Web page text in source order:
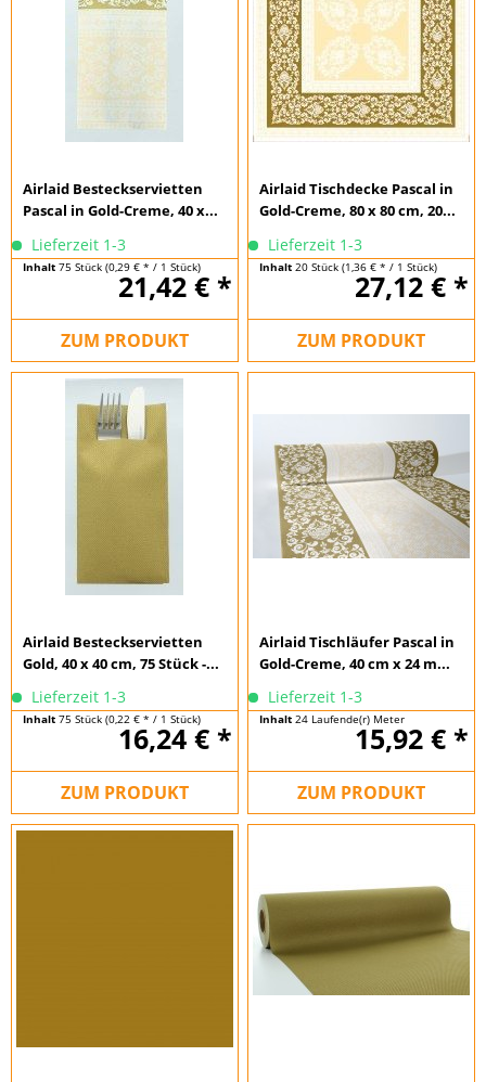
Airlaid Besteckservietten
Pascal in Gold-Creme, 40 x...
Lieferzeit 1-3
Inhalt75 Stück(0,29 € * / 1 Stück)
21,42 € *
ZUM PRODUKT
Airlaid Tischdecke Pascal in
Gold-Creme, 80 x 80 cm, 20...
Lieferzeit 1-3
Inhalt20 Stück(1,36 € * / 1 Stück)
27,12 € *
ZUM PRODUKT
Airlaid Besteckservietten
Gold, 40 x 40 cm, 75 Stück -...
Lieferzeit 1-3
Inhalt75 Stück(0,22 € * / 1 Stück)
16,24 € *
ZUM PRODUKT
Airlaid Tischläufer Pascal in
Gold-Creme, 40 cm x 24 m...
Lieferzeit 1-3
Inhalt24 Laufende(r) Meter
(0,66 € * / 1 Laufende(r) Meter)
15,92 € *
ZUM PRODUKT